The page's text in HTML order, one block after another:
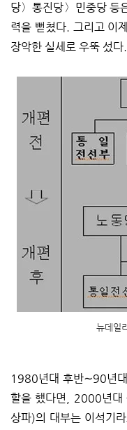
당〉통진당〉민중당 등
력을 뻗쳤다. 그리고 이
장악한 실세로 우뚝 섰다.
뉴데일
1980년대 후반∼90년
할을 했다면, 2000년대
상파)의 대부는 이석기